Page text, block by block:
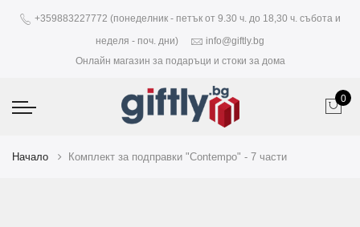
+359883227772 (понеделник - петък от 9.30 ч. до 18,30 ч. събота и
неделя - поч. дни)
info@giftly.bg
Онлайн магазин за подаръци и стоки за дома
0
Начало Комплект за подправки "Contempo" - 7 части